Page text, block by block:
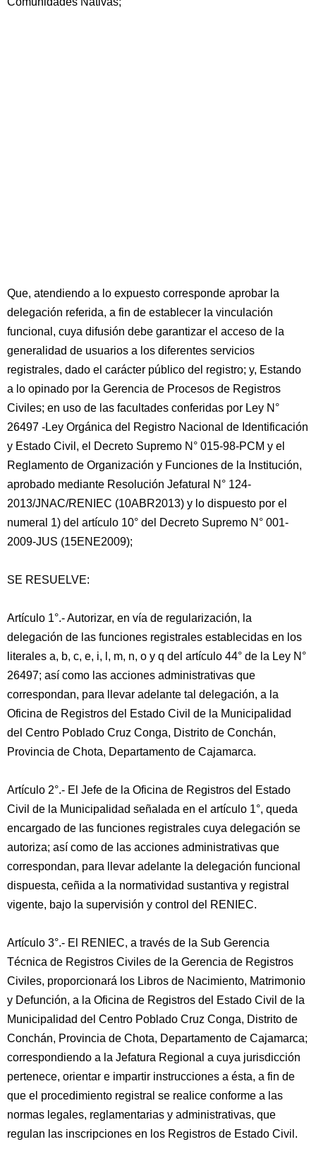
Que, atendiendo a lo expuesto corresponde aprobar la
delegación referida, a fin de establecer la vinculación
funcional, cuya difusión debe garantizar el acceso de la
generalidad de usuarios a los diferentes servicios
registrales, dado el carácter público del registro; y, Estando
a lo opinado por la Gerencia de Procesos de Registros
Civiles; en uso de las facultades conferidas por Ley N°
26497 -Ley Orgánica del Registro Nacional de Identificación
y Estado Civil, el Decreto Supremo N° 015-98-PCM y el
Reglamento de Organización y Funciones de la Institución,
aprobado mediante Resolución Jefatural N° 124-
2013/JNAC/RENIEC (10ABR2013) y lo dispuesto por el
numeral 1) del artículo 10° del Decreto Supremo N° 001-
2009-JUS (15ENE2009);
SE RESUELVE:
Artículo 1°.- Autorizar, en vía de regularización, la
delegación de las funciones registrales establecidas en los
literales a, b, c, e, i, l, m, n, o y q del artículo 44° de la Ley N°
26497; así como las acciones administrativas que
correspondan, para llevar adelante tal delegación, a la
Oficina de Registros del Estado Civil de la Municipalidad
del Centro Poblado Cruz Conga, Distrito de Conchán,
Provincia de Chota, Departamento de Cajamarca.
Artículo 2°.- El Jefe de la Oficina de Registros del Estado
Civil de la Municipalidad señalada en el artículo 1°, queda
encargado de las funciones registrales cuya delegación se
autoriza; así como de las acciones administrativas que
correspondan, para llevar adelante la delegación funcional
dispuesta, ceñida a la normatividad sustantiva y registral
vigente, bajo la supervisión y control del RENIEC.
Artículo 3°.- El RENIEC, a través de la Sub Gerencia
Técnica de Registros Civiles de la Gerencia de Registros
Civiles, proporcionará los Libros de Nacimiento, Matrimonio
y Defunción, a la Oficina de Registros del Estado Civil de la
Municipalidad del Centro Poblado Cruz Conga, Distrito de
Conchán, Provincia de Chota, Departamento de Cajamarca;
correspondiendo a la Jefatura Regional a cuya jurisdicción
pertenece, orientar e impartir instrucciones a ésta, a fin de
que el procedimiento registral se realice conforme a las
normas legales, reglamentarias y administrativas, que
regulan las inscripciones en los Registros de Estado Civil.